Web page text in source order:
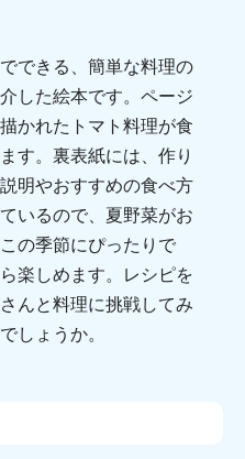
できる、簡単な料理の
した絵本です。ページ
かれたトマト料理が食
す。裏表紙には、作り
明やおすすめの食べ方
いるので、夏野菜がお
の季節にぴったりで
楽しめます。レシピを
んと料理に挑戦してみ
しょうか。